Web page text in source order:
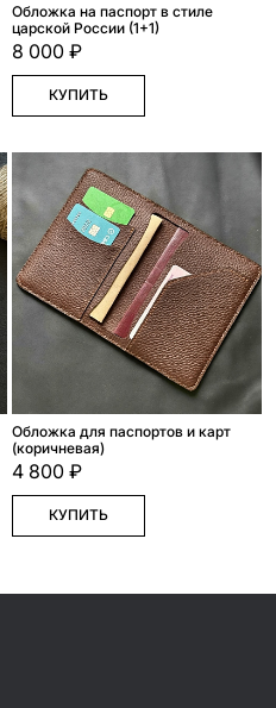
Обложка на паспорт в стиле
царской России (1+1)
8 000 ₽
КУПИТЬ
Обложка для паспортов и карт
(коричневая)
4 800 ₽
КУПИТЬ